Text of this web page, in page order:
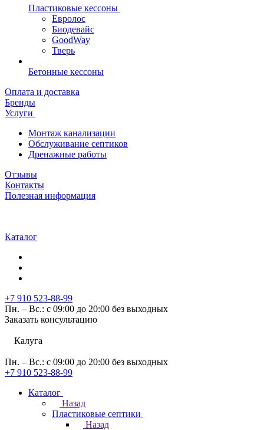
Пластиковые кессоны
Евролос
Биодевайс
GoodWay
Тверь
Бетонные кессоны
Оплата и доставка
Бренды
Услуги
Монтаж канализации
Обслуживание септиков
Дренажные работы
Отзывы
Контакты
Полезная информация
Каталог
+7 910 523-88-99
Пн. – Вс.: с 09:00 до 20:00 без выходных
Заказать консультацию
Калуга
Пн. – Вс.: с 09:00 до 20:00 без выходных
+7 910 523-88-99
Каталог
Назад
Пластиковые септики
Назад